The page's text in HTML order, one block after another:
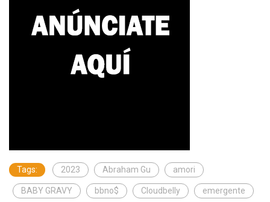
Tags: 2023 Abraham Gu amori
BABY GRAVY bbno$ Cloudbelly emergente